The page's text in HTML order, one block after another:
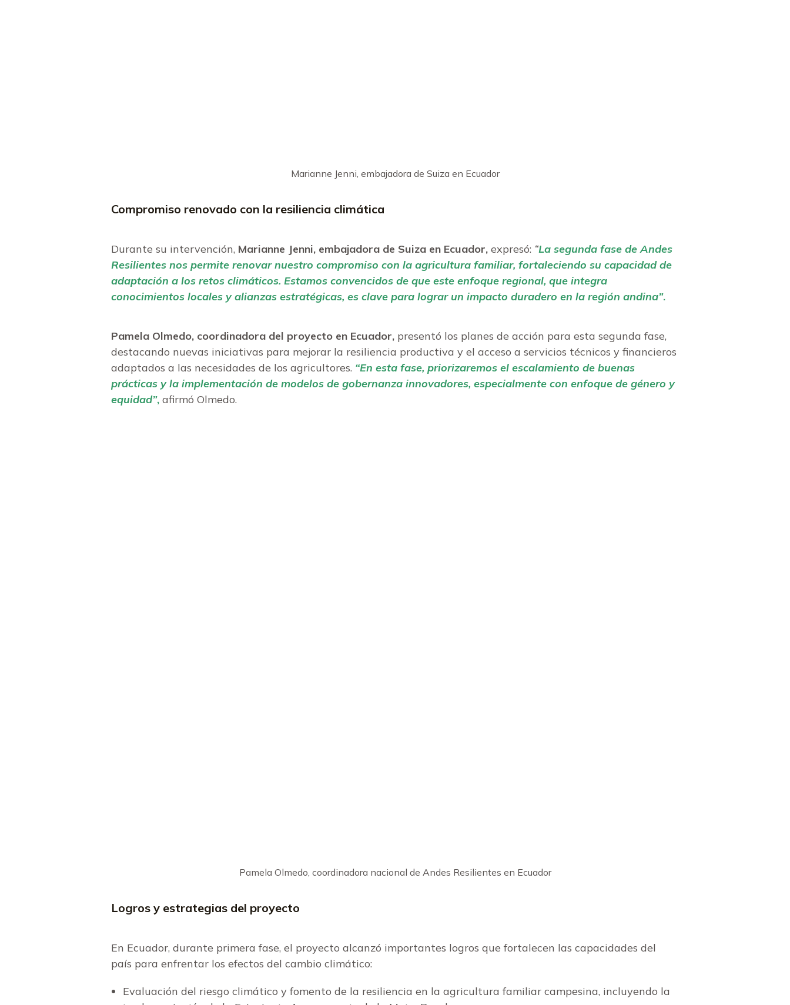
Marianne Jenni, embajadora de Suiza en Ecuador
Compromiso renovado con la resiliencia climática
Durante su intervención, Marianne Jenni, embajadora de Suiza en Ecuador,expresó: “La segunda fase de Andes
Resilientes nos permite renovar nuestro compromiso con la agricultura familiar, fortaleciendo su capacidad de
adaptación a los retos climáticos. Estamos convencidos de que este enfoque regional, que integra
conocimientos locales y alianzas estratégicas, es clave para lograr un impacto duradero en la región andina”.
Pamela Olmedo, coordinadora del proyecto en Ecuador,presentó los planes de acción para esta segunda fase,
destacando nuevas iniciativas para mejorar la resiliencia productiva y el acceso a servicios técnicos y financieros
adaptados a las necesidades de los agricultores. “En esta fase, priorizaremos el escalamiento de buenas
prácticas y la implementación de modelos de gobernanza innovadores, especialmente con enfoque de género y
equidad”,afirmó Olmedo.
Pamela Olmedo, coordinadora nacional de Andes Resilientes en Ecuador
Logros y estrategias del proyecto
En Ecuador, durante primera fase, el proyecto alcanzó importantes logros que fortalecen las capacidades del
país para enfrentar los efectos del cambio climático:
Evaluación del riesgo climático y fomento de la resiliencia en la agricultura familiar campesina, incluyendo la